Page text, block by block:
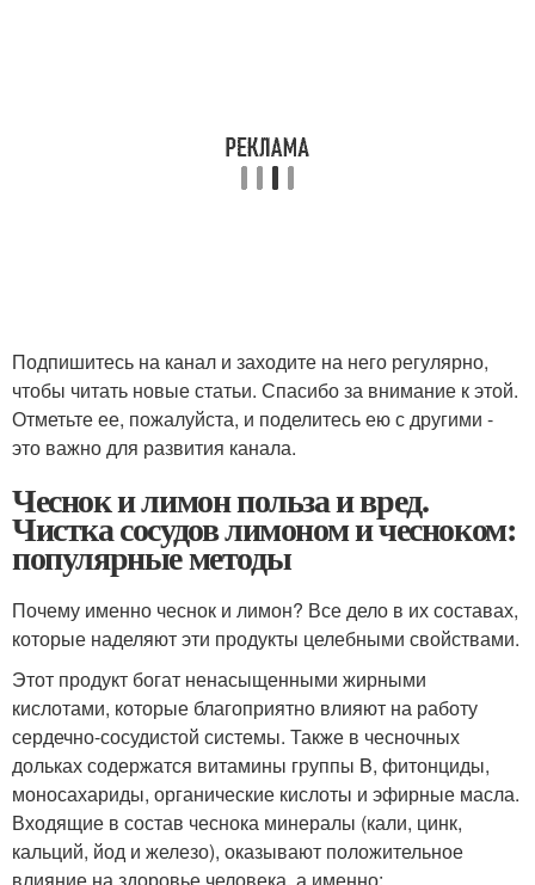
Подпишитесь на канал и заходите на него регулярно,
чтобы читать новые статьи. Спасибо за внимание к этой.
Отметьте ее, пожалуйста, и поделитесь ею с другими -
это важно для развития канала.
Чеснок и лимон польза и вред.
Чистка сосудов лимоном и чесноком:
популярные методы
Почему именно чеснок и лимон? Все дело в их составах,
которые наделяют эти продукты целебными свойствами.
Этот продукт богат ненасыщенными жирными
кислотами, которые благоприятно влияют на работу
сердечно-сосудистой системы. Также в чесночных
дольках содержатся витамины группы B, фитонциды,
моносахариды, органические кислоты и эфирные масла.
Входящие в состав чеснока минералы (кали, цинк,
кальций, йод и железо), оказывают положительное
влияние на здоровье человека, а именно: